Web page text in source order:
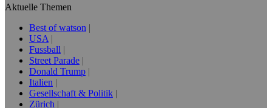
Aktuelle Themen
Best of watson
USA
Fussball
Street Parade
Donald Trump
Italien
Gesellschaft & Politik
Zürich